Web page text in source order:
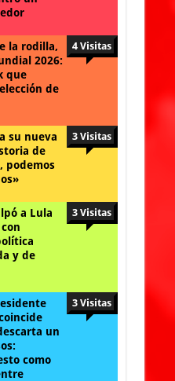
la rodilla,
2026:
que
de
4 Visitas
su nueva
de
podemos
3 Visitas
a Lula
y de
3 Visitas
un
como
3 Visitas